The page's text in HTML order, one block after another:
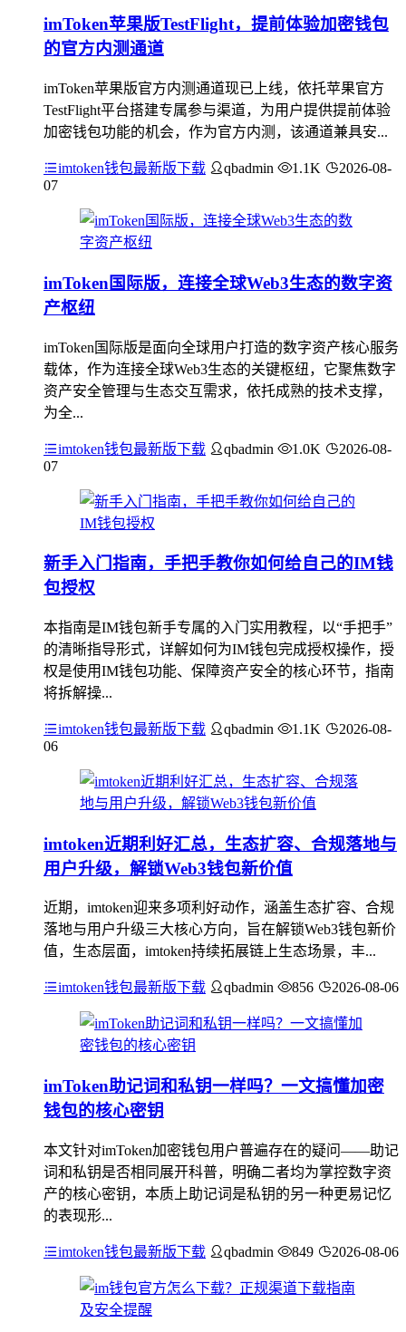
imToken苹果版TestFlight，提前体验加密钱包
的官方内测通道
imToken苹果版官方内测通道现已上线，依托苹果官方
TestFlight平台搭建专属参与渠道，为用户提供提前体验
加密钱包功能的机会，作为官方内测，该通道兼具安...
imtoken钱包最新版下载 qbadmin 1.1K
2026-08-
07
imToken国际版，连接全球Web3生态的数字资
产枢纽
imToken国际版是面向全球用户打造的数字资产核心服务
载体，作为连接全球Web3生态的关键枢纽，它聚焦数字
资产安全管理与生态交互需求，依托成熟的技术支撑，
为全...
imtoken钱包最新版下载 qbadmin 1.0K
2026-08-
07
新手入门指南，手把手教你如何给自己的IM钱
包授权
本指南是IM钱包新手专属的入门实用教程，以“手把手”
的清晰指导形式，详解如何为IM钱包完成授权操作，授
权是使用IM钱包功能、保障资产安全的核心环节，指南
将拆解操...
imtoken钱包最新版下载 qbadmin 1.1K
2026-08-
06
imtoken近期利好汇总，生态扩容、合规落地与
用户升级，解锁Web3钱包新价值
近期，imtoken迎来多项利好动作，涵盖生态扩容、合规
落地与用户升级三大核心方向，旨在解锁Web3钱包新价
值，生态层面，imtoken持续拓展链上生态场景，丰...
imtoken钱包最新版下载 qbadmin 856 2026-08-06
imToken助记词和私钥一样吗？一文搞懂加密
钱包的核心密钥
本文针对imToken加密钱包用户普遍存在的疑问——助记
词和私钥是否相同展开科普，明确二者均为掌控数字资
产的核心密钥，本质上助记词是私钥的另一种更易记忆
的表现形...
imtoken钱包最新版下载 qbadmin 849 2026-08-06